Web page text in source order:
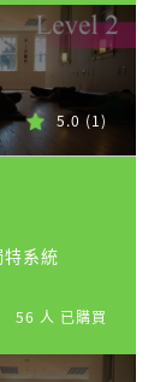
5.0 (1)
系統
56 人 已購買